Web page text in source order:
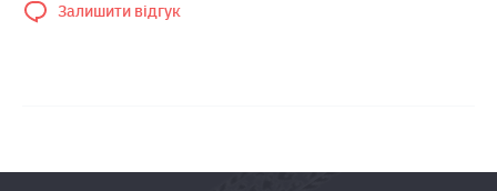
Залишити відгук